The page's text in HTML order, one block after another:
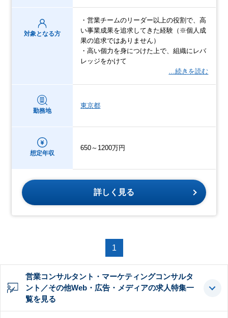
対象となる方
・営業チームのリーダー以上の役割で、高
い事業成果を追求してきた経験（※個人成
果の追求ではありません）
・高い個力を身につけた上で、組織にレバ
レッジをかけて
…続きを読む
勤務地
東京都
想定年収
650～1200万円
詳しく見る
1
営業コンサルタント・マーケティングコンサルタ
ント／その他Web・広告・メディアの求人特集一
覧を見る